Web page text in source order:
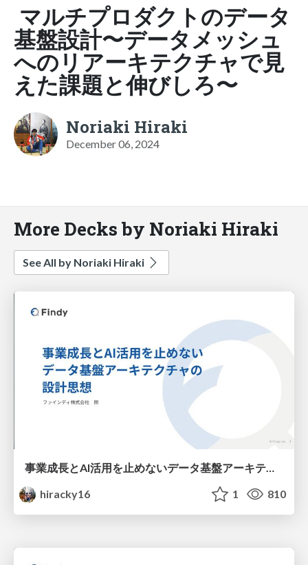
マルチプロダクトのデータ
基盤設計〜データメッシュ
へのリアーキテクチャで見
えた課題と伸びしろ〜
Noriaki Hiraki
December 06, 2024
More Decks by Noriaki Hiraki
See All by Noriaki Hiraki
事業成長とAI活用を止めないデータ基盤アーキテクチャの設計思想
hiracky16
1 810